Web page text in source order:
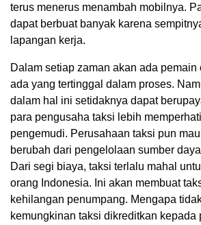
terus menerus menambah mobilnya.
dapat berbuat banyak karena
lapangan kerja.
Dalam setiap zaman akan ada pemain
ada yang tertinggal dalam proses.
dalam hal ini setidaknya dapat
para pengusaha taksi lebih
pengemudi. Perusahaan taksi pun
berubah dari pengelolaan sumber
Dari segi biaya, taksi terlalu mahal
orang Indonesia. Ini akan membuat
kehilangan penumpang. Mengapa
kemungkinan taksi dikreditkan kepada